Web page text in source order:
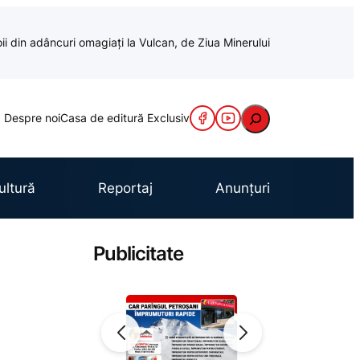
din adâncuri omagiați la Vulcan, de Ziua Minerului
Despre noiCasa de editură Exclusiv Caută
Reportaj Anunțuri
Publicitate